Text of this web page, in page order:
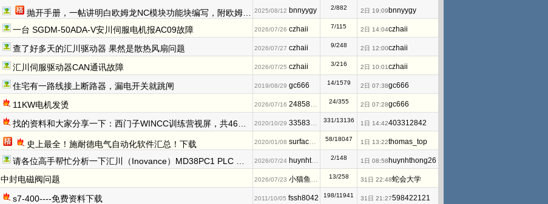
抛开手册，一帖讲明白欧姆龙NC模块功能块编写，附欧姆龙IR变址寄存器精髓 <有功能块附件> 2025/08/12 bnnyygy 2/882 2日 19:09bnnyygy
一台 SGDM-50ADA-V安川伺服电机报AC09故障 2026/07/26 czhaii 7/115 2日 14:04czhaii
查了好多天的汇川驱动器 果然是散热风扇问题 2026/07/27 czhaii 9/248 2日 12:00czhaii
汇川伺服驱动器CAN通讯故障 2026/07/25 czhaii 3/216 2日 10:01czhaii
住宅有一路线接上断路器，漏电开关就跳闸 2019/08/29 gc666 14/1579 2日 07:38gc666
11KW电机发烫 2026/07/16 2485846506 24/355 2日 07:28gc666
找的资料和大家分享一下：西门子WINCC训练营视屏，共46个视屏，对想学习wincc很有帮助。 2020/10/29 3358319970 331/13136 1日 14:42403312842
史上最全！施耐德电气自动化软件汇总！下载 2020/01/08 surfacersnow 58/18047 1日 13:22thomas_top
请各位高手帮忙分析一下汇川（Inovance）MD38PC1 PLC 通讯板程序状态的问题，谢谢！ 2026/07/24 huynhthong26 2/148 1日 08:58 huynhthong26
中封电磁阀问题 2026/07/23 小猫鱼MAWheF 13/258 31日 22:48蛇会大学
s7-400----免费资料下载 2011/10/05 fssh8042 198/11941 31日 21:27598422121